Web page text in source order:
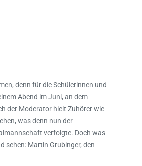
denn für die Schülerinnen und
Abend im Juni, an dem
der Moderator hielt Zuhörer wie
was denn nun der
verfolgte. Doch was
sehen: Martin Grubinger, den